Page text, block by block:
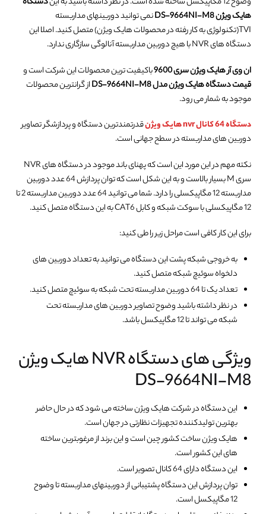
هایک ویژن DS-9664NI-M8
نمی توانید دوربینهای مداربسته
TVI(تکنولوژی به کار رفته در محصولات هایک ویژن) متصل کنید. اصلا این
دستگاه های NVR با هیچ دوربین مداربسته آنالوگی سازگاری ندارد.
ان وی آر هایک ویژن سری 9600
باکیفیت ترین محصولات این شرکت است و
قیمت دستگاه هایک ویژن مدل DS-9664NI-M8
از گرانترین محصولات
موجود به شمار می رود.
دستگاه 64 کانال nvr هایک ویژن
قدرتمندترین دستگاه و پردازشگر تصاویر
دوربین های مداربسته در سطح جهانی است.
نکته مهم در این مورد این است که پهنای باند موجود در دستگاه های NVR
سری M بسیار بالاست و به این شکل است که توان پردازش 64 عدد دوربین
مداربسته 12 مگاپیکسلی را دارد. شما می توانید 64 عدد دوربین مداربسته 2 تا
12 مگاپیکسلی با سوکت شبکه و کابل CAT6 به این دستگاه متصل کنید.
برای این کار کافی است مراحل زیر را طی کنید:
به خروجی شبکه پشت این دستگاه می توانید به تعداد دوربین های
دلخواه سوئیچ شبکه متصل کنید.
تعداد یک تا 64 دوربین مداربسته تحت شبکه به سوئیچ متصل کنید.
در نظر داشته باشید وضوح تصاویر دوربین های مداربسته تحت
شبکه می تواند تا 12 مگاپیکسل باشد.
ویژگی های دستگاه NVR هایک ویژن
DS-9664NI-M8
این دستگاه در شرکت هایک ویژن ساخته می شود که در حال حاضر
بهترین تولیدکننده تجهیزات نظارتی در جهان است.
هایک ویژن ساخت کشور چین است و این برند از مرغوبترین ساخته
های این کشور است.
این دستگاه دارای 64 کانال تصویر است.
توان پردازش این دستگاه پشتیبانی از دوربینهای مداربسته تا وضوح
12 مگاپیکسل است.